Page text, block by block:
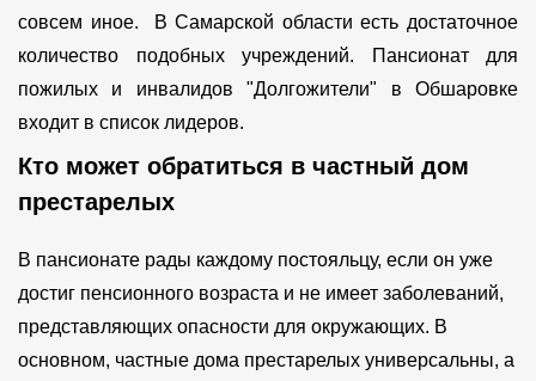
совсем иное. В Самарской области есть достаточное
количество подобных учреждений. Пансионат для
пожилых и инвалидов "Долгожители" в Обшаровке
входит в список лидеров.
Кто может обратиться в частный дом
престарелых
В пансионате рады каждому постояльцу, если он уже
достиг пенсионного возраста и не имеет заболеваний,
представляющих опасности для окружающих. В
основном, частные дома престарелых универсальны, а